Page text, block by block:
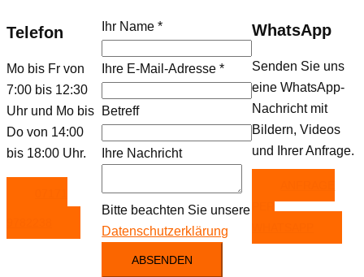
Telefon
Mo bis Fr von
7:00 bis 12:30
Uhr und Mo bis
Do von 14:00
bis 18:00 Uhr.
Ihr Name*
Ihre E-Mail-Adresse*
Betreff
Ihre Nachricht
Bitte beachten Sie unsere
Datenschutzerklärung
ABSENDEN
WhatsApp
Senden Sie uns
eine WhatsApp-
Nachricht mit
Bildern, Videos
und Ihrer Anfrage.